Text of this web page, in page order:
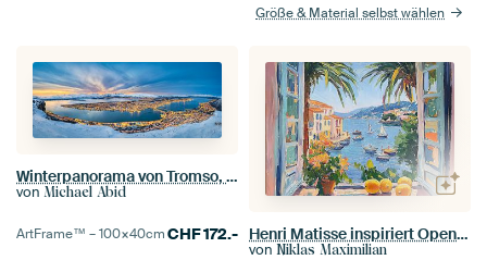
Größe & Material selbst wählen
Winterpanorama von Tromso, Norwegen
von Michael Abid
ArtFrame™ –100×40cmCHF172.- Henri Matisse inspiriert Open Window
von Niklas Maximilian